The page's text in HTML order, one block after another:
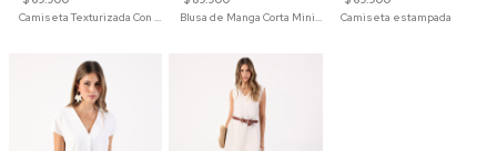
Camiseta Texturizada Con Hombro Caído Para Mujer
Blusa de Manga Corta Minimalista para Mujer
Camiseta estampada